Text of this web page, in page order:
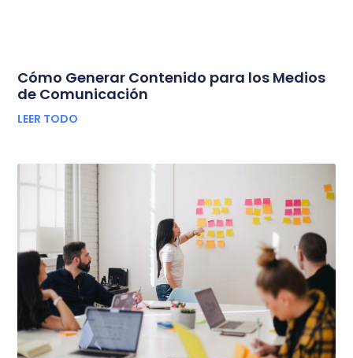
Cómo Generar Contenido para los Medios
de Comunicación
LEER TODO